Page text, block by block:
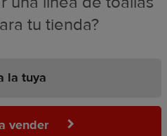
tu tienda?
vender
la tuya